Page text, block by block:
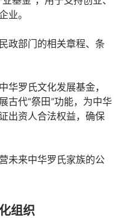
业。
政部门的相关章程、条
华罗氏文化发展基金，
古代“祭田”功能，为中华
出资人合法权益，确保
未来中华罗氏家族的公
组织